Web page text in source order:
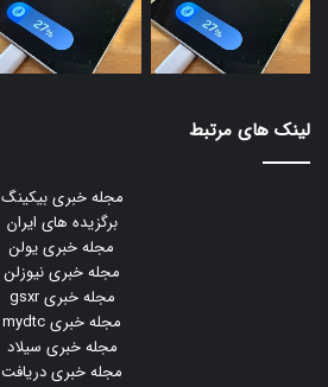
لینک های مرتبط
مجله خبری بیکینگ
برگزیده های ایران
مجله خبری یولن
مجله خبری نیوزلن
مجله خبری gsxr
مجله خبری mydtc
مجله خبری سیلاد
مجله خبری دریافت